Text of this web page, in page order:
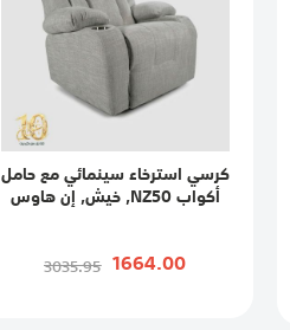
كرسي استرخاء سينمائي مع حامل
أكواب NZ50, خيش, إن هاوس
1664.00
3035.95